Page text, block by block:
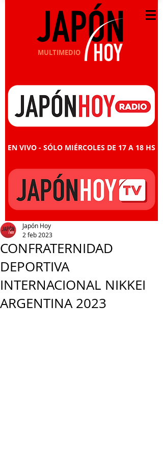
MULTIMEDIO
EN VIVO - SÓLO MIÉRCOLES DE 17 A 18 HS
CONFRATERNIDAD
DEPORTIVA
INTERNACIONAL NIKKEI
ARGENTINA 2023
Japón Hoy
2 feb 2023